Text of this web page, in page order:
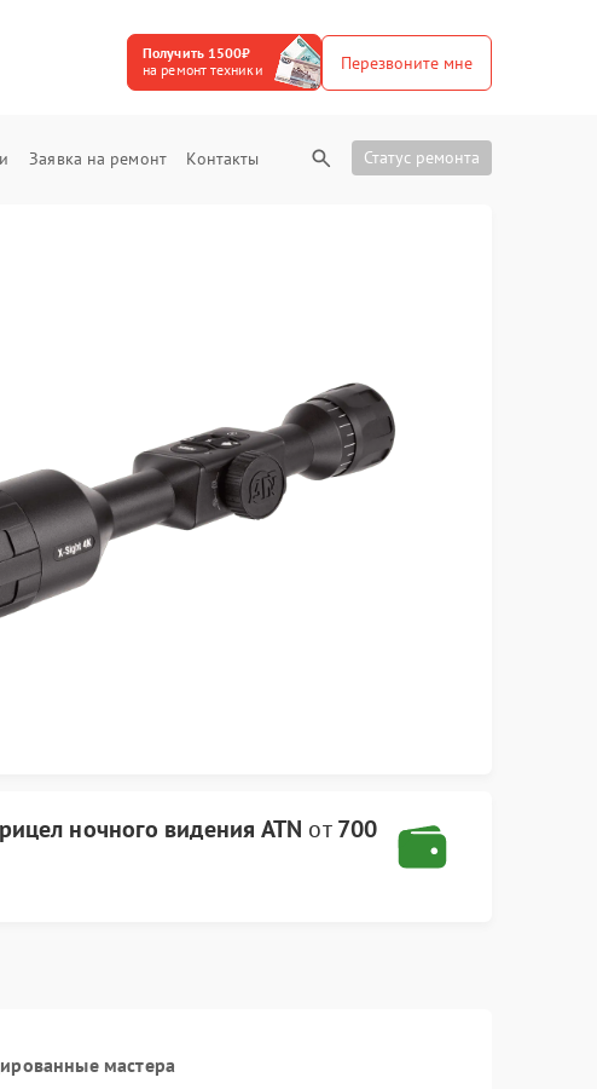
Получить 1500₽
на ремонт техники
Перезвоните мне
Заявка на ремонт Контакты Статус ремонта
ночного видения ATN от700
мастера